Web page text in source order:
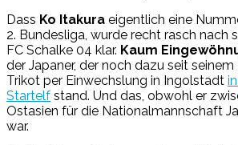
Dass Ko Itakura eigentlich eine
2. Bundesliga, wurde recht rasch nach
FC Schalke 04 klar. Kaum
der Japaner, der noch dazu seit
Trikot per Einwechslung in Ingolstadt
Startelf stand. Und das, obwohl er
Ostasien für die Nationalmannschaft
war.